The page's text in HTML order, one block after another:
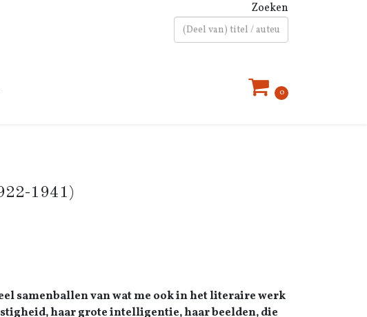
Zoeken
0
1941)
samenballen van wat me ook in het literaire werk
haar grote intelligentie, haar beelden, die